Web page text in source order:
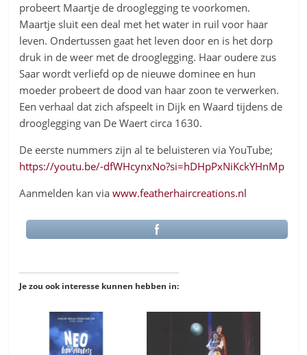
probeert Maartje de drooglegging te voorkomen.
Maartje sluit een deal met het water in ruil voor haar
leven. Ondertussen gaat het leven door en is het dorp
druk in de weer met de drooglegging. Haar oudere zus
Saar wordt verliefd op de nieuwe dominee en hun
moeder probeert de dood van haar zoon te verwerken.
Een verhaal dat zich afspeelt in Dijk en Waard tijdens de
drooglegging van De Waert circa 1630.
De eerste nummers zijn al te beluisteren via YouTube;
https://youtu.be/-dfWHcynxNo?si=hDHpPxNiKckYHnMp
Aanmelden kan viawww.featherhaircreations.nl
Je zou ook interesse kunnen hebben in: